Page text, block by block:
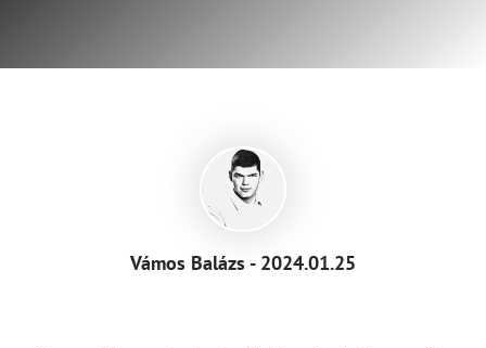
Vámos Balázs - 2024.01.25